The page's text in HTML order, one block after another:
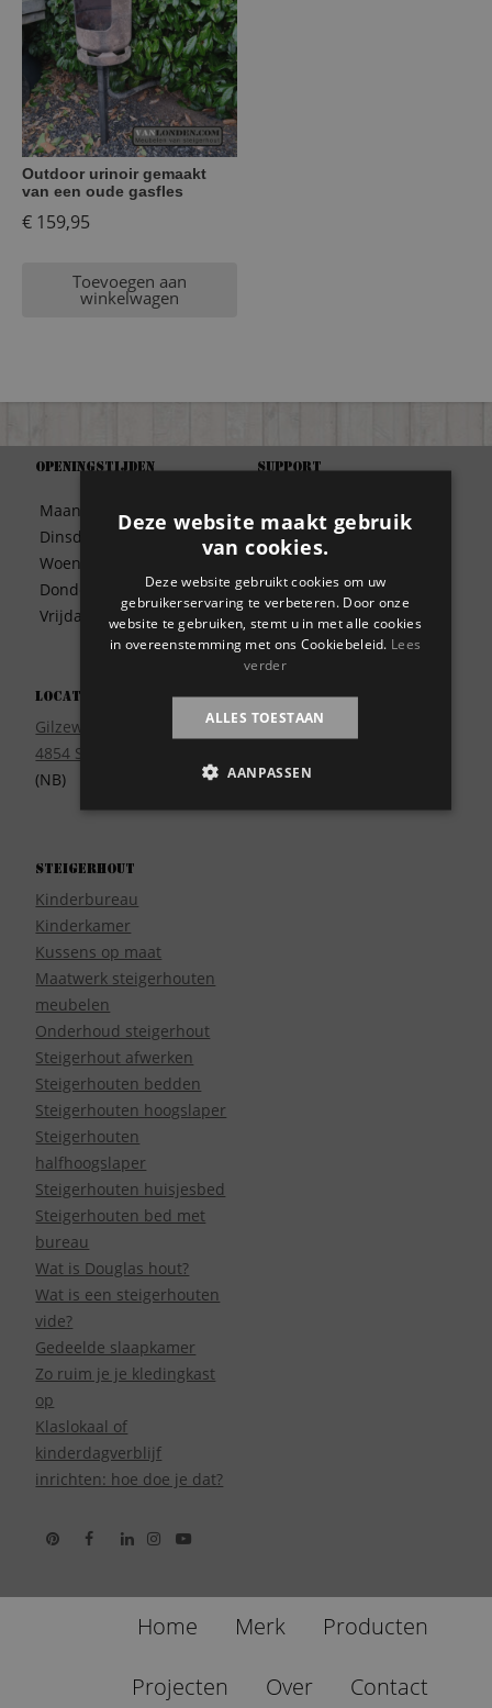
Outdoor urinoir gemaakt
van een oude gasfles
€ 159,95
Toevoegen aan
winkelwagen
Openingstijden
Maandag
Dinsdag
Woensdag
Donderdag
Vrijdag
09:30 – 17:00
09:30 – 17:00
09:30 – 17:00
09:30 – 17:00
Locatie
Gilzeweg 17
4854 SE Bavel
(NB)
Support
Betaalwijze
Bezorgen
Contact
Disclaimer
Garantie
Meest gestelde vragen
Wie zijn wij?
Steigerhout
Kinderbureau
Kinderkamer
Kussens op maat
Maatwerk steigerhouten
meubelen
Onderhoud steigerhout
Steigerhout afwerken
Steigerhouten bedden
Steigerhouten hoogslaper
Steigerhouten
halfhoogslaper
Steigerhouten huisjesbed
Steigerhouten bed met
bureau
Wat is Douglas hout?
Wat is een steigerhouten
vide?
Gedeelde slaapkamer
Zo ruim je je kledingkast
op
Klaslokaal of
kinderdagverblijf
inrichten: hoe doe je dat?
Home Merk Producten
Projecten Over Contact
Deze website maakt gebruik
van cookies.
Deze website gebruikt cookies om uw
gebruikerservaring te verbeteren. Door onze
website te gebruiken, stemt u in met alle cookies
in overeenstemming met ons Cookiebeleid. Lees
verder
ALLES TOESTAAN
AANPASSEN